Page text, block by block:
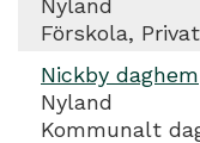
Nyland
Förskola,
Nickby daghem
Nyland
Kommunalt